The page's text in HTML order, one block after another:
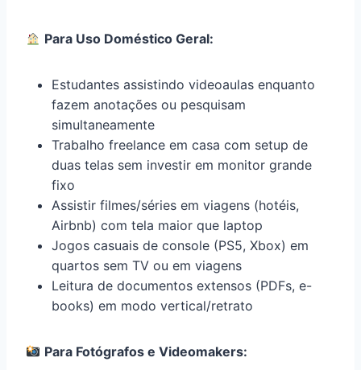
Para Uso Doméstico Geral:
Estudantes assistindo videoaulas enquanto
fazem anotações ou pesquisam
simultaneamente
Trabalho freelance em casa com setup de
duas telas sem investir em monitor grande
fixo
Assistir filmes/séries em viagens (hotéis,
Airbnb) com tela maior que laptop
Jogos casuais de console (PS5, Xbox) em
quartos sem TV ou em viagens
Leitura de documentos extensos (PDFs, e-
books) em modo vertical/retrato
Para Fotógrafos e Videomakers: